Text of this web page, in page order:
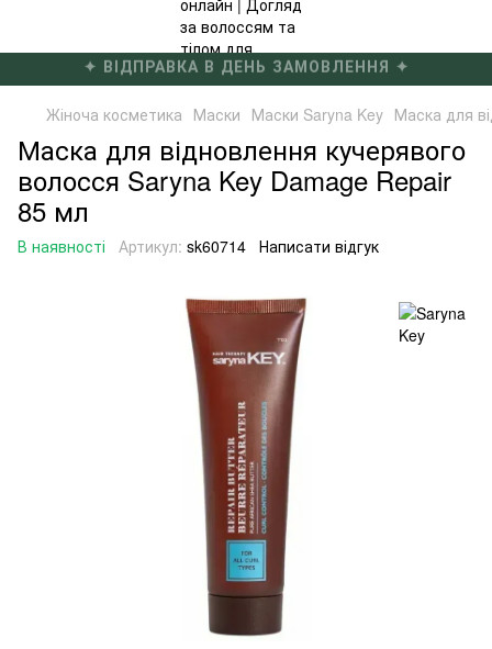
✦ БЕЗКОШТОВНА ДОСТАВКА ВІД 4000 ГРН ✦
Жіноча косметика Маски Маски Saryna Key Маска для
Маска для відновлення кучерявого
волосся Saryna Key Damage Repair
85 мл
В наявності Артикул: sk60714 Написати відгук